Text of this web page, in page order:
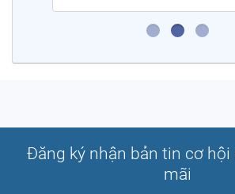
Đăng ký nhận bản tin cơ hội
mãi